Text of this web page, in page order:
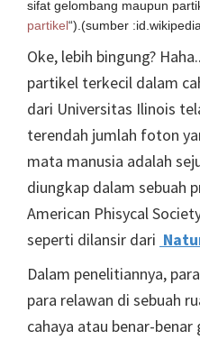
sifat gelombang maupun
partikel“).(sumber
Oke, lebih bingung?
partikel terkecil dalam
dari Universitas Ilinois
terendah jumlah foton
mata manusia adalah
diungkap dalam sebuah
American Phisycal
seperti dilansir dari
Dalam penelitiannya,
para relawan di sebuah
cahaya atau benar-